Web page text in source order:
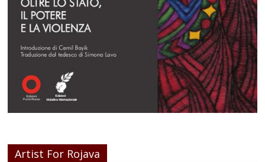
Artist For Rojava